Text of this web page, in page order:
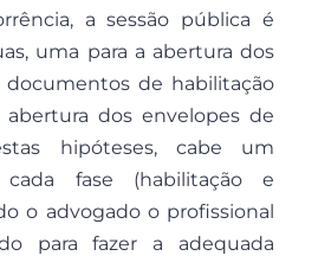
a sessão pública é
uma para a abertura dos
documentos de habilitação
dos envelopes de
hipóteses, cabe um
cada fase (habilitação e
o advogado o profissional
para fazer a adequada